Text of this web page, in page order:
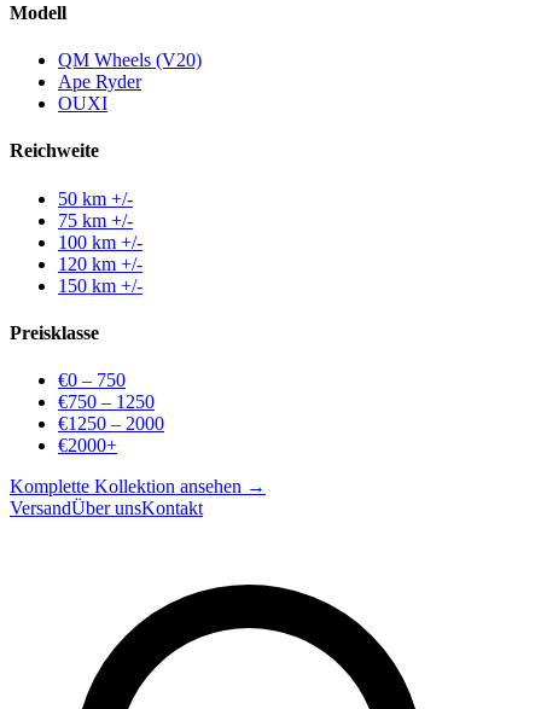
Modell
QM Wheels (V20)
Ape Ryder
OUXI
Reichweite
50 km +/-
75 km +/-
100 km +/-
120 km +/-
150 km +/-
Preisklasse
€0 – 750
€750 – 1250
€1250 – 2000
€2000+
Komplette Kollektion ansehen →
VersandÜber unsKontakt